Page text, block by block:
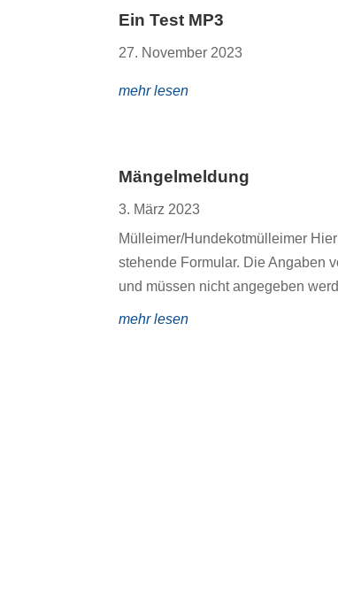
Ein Test MP3
27. November 2023
mehr lesen
Mängelmeldung
3. März 2023
Mülleimer/Hundekotmülleimer
stehende Formular. Die Angaben
und müssen nicht angegeben
mehr lesen